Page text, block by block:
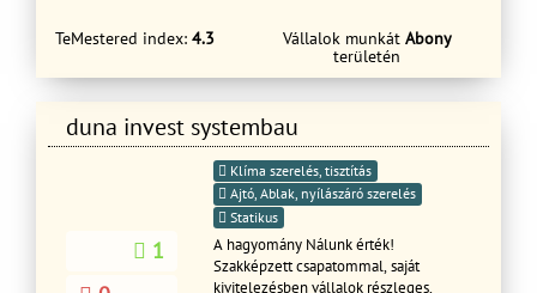
TeMestered index: 4.3 Vállalok munkát Abony
területén
duna invest systembau
1
Klíma szerelés, tisztítás
Ajtó, Ablak, nyílászáró szerelés
Statikus
A hagyomány Nálunk érték!
Szakképzett csapatommal, saját
kivitelezésben vállalok részleges,